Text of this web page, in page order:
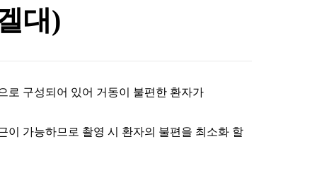
대)
로 구성되어 있어 거동이 불편한 환자가
이 가능하므로 촬영 시 환자의 불편을 최소화 할